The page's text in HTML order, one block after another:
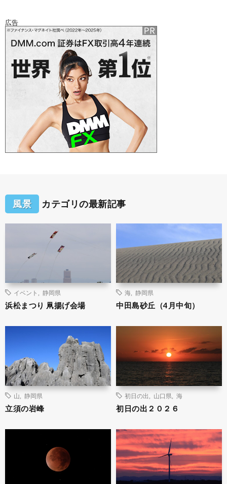
広告
風景 カテゴリの最新記事
イベント 静岡県
浜松まつり 凧揚げ会場
海 静岡県
中田島砂丘（4月中旬）
山 静岡県
立須の岩峰
初日の出 山口県 海
初日の出２０２６